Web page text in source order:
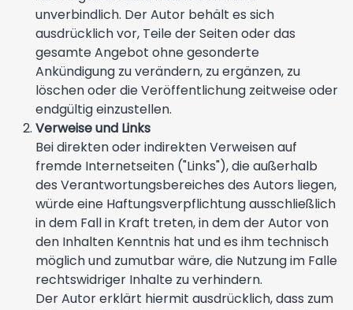
unverbindlich. Der Autor behält es sich
ausdrücklich vor, Teile der Seiten oder das
gesamte Angebot ohne gesonderte
Ankündigung zu verändern, zu ergänzen, zu
löschen oder die Veröffentlichung zeitweise oder
endgültig einzustellen.
Verweise und Links
Bei direkten oder indirekten Verweisen auf
fremde Internetseiten ("Links"), die außerhalb
des Verantwortungsbereiches des Autors liegen,
würde eine Haftungsverpflichtung ausschließlich
in dem Fall in Kraft treten, in dem der Autor von
den Inhalten Kenntnis hat und es ihm technisch
möglich und zumutbar wäre, die Nutzung im Falle
rechtswidriger Inhalte zu verhindern.
Der Autor erklärt hiermit ausdrücklich, dass zum